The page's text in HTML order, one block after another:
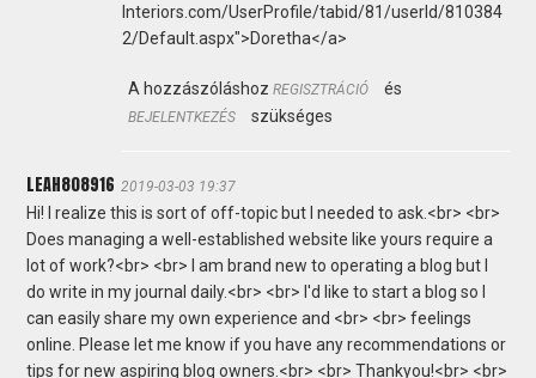
Interiors.com/UserProfile/tabid/81/userId/810384
2/Default.aspx">Doretha</a>
A hozzászóláshozREGISZTRÁCIÓ és
BEJELENTKEZÉS szükséges
LEAH808916 2019-03-03 19:37
Hi! I realize this is sort of off-topic but I needed to ask.<br> <br>
Does managing a well-established website like yours require a
lot of work?<br> <br> I am brand new to operating a blog but I
do write in my journal daily.<br> <br> I'd like to start a blog so I
can easily share my own experience and <br> <br> feelings
online. Please let me know if you have any recommendations or
tips for new aspiring blog owners.<br> <br> Thankyou!<br> <br>